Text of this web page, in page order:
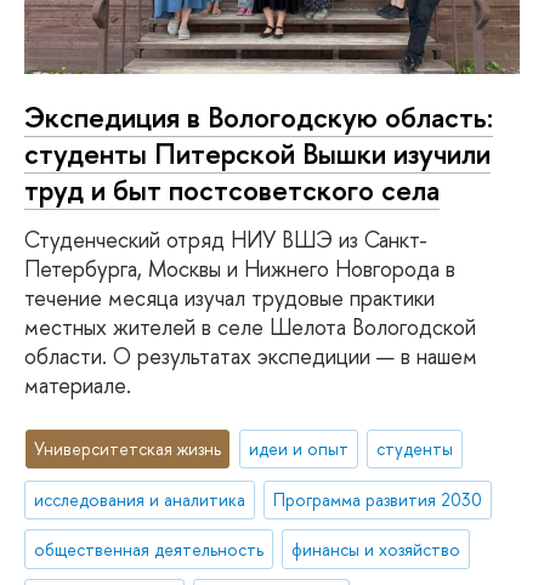
Экспедиция в Вологодскую область:
студенты Питерской Вышки изучили
труд и быт постсоветского села
Студенческий отряд НИУ ВШЭ из Санкт-
Петербурга, Москвы и Нижнего Новгорода в
течение месяца изучал трудовые практики
местных жителей в селе Шелота Вологодской
области. О результатах экспедиции — в нашем
материале.
Университетская жизнь идеи и опыт студенты
исследования и аналитика Программа развития 2030
общественная деятельность финансы и хозяйство